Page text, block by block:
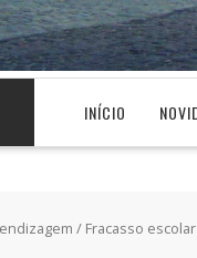
INÍCIO
/ Fracasso